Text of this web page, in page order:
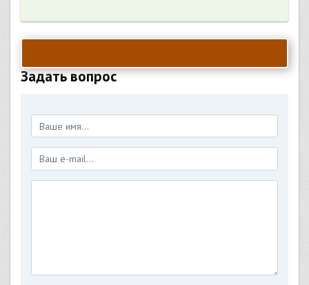
Задать вопрос